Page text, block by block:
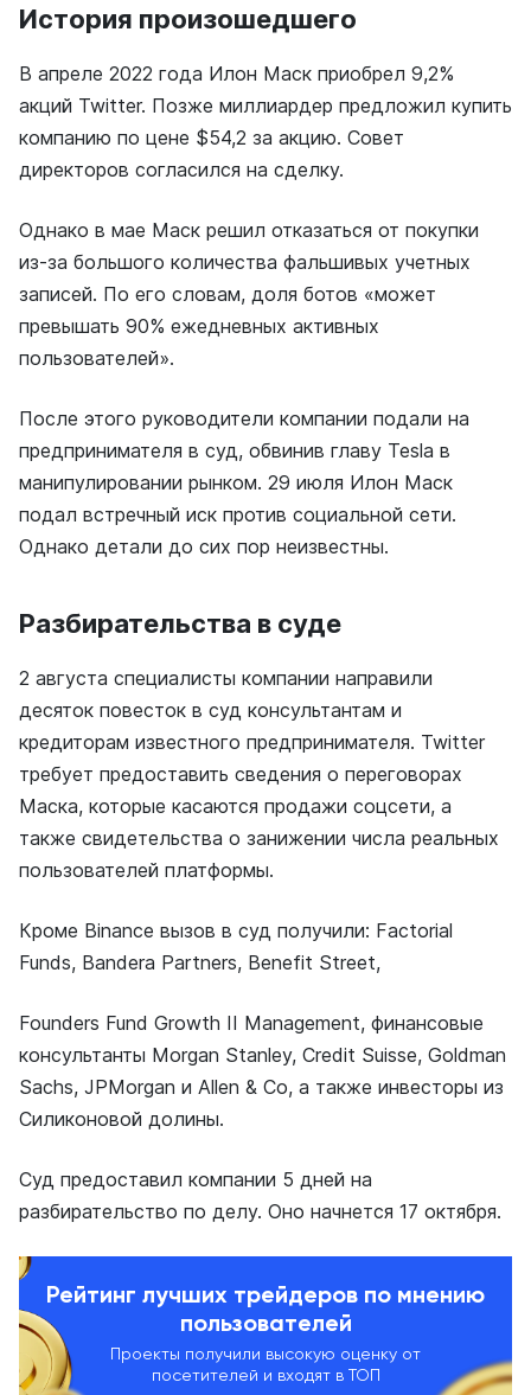
История произошедшего
В апреле 2022 года Илон Маск приобрел 9,2%
акций Twitter. Позже миллиардер предложил купить
компанию по цене $54,2 за акцию. Совет
директоров согласился на сделку.
Однако в мае Маск решил отказаться от покупки
из-за большого количества фальшивых учетных
записей. По его словам, доля ботов «может
превышать 90% ежедневных активных
пользователей».
После этого руководители компании подали на
предпринимателя в суд, обвинив главу Tesla в
манипулировании рынком. 29 июля Илон Маск
подал встречный иск против социальной сети.
Однако детали до сих пор неизвестны.
Разбирательства в суде
2 августа специалисты компании направили
десяток повесток в суд консультантам и
кредиторам известного предпринимателя. Twitter
требует предоставить сведения о переговорах
Маска, которые касаются продажи соцсети, а
также свидетельства о занижении числа реальных
пользователей платформы.
Кроме Binance вызов в суд получили: Factorial
Funds, Bandera Partners, Benefit Street,
Founders Fund Growth II Management, финансовые
консультанты Morgan Stanley, Credit Suisse, Goldman
Sachs, JPMorgan и Allen & Co, а также инвесторы из
Силиконовой долины.
Суд предоставил компании 5 дней на
разбирательство по делу. Оно начнется 17 октября.
Рейтинг лучших трейдеров по мнению
пользователей
Проекты получили высокую оценку от
посетителей и входят в ТОП